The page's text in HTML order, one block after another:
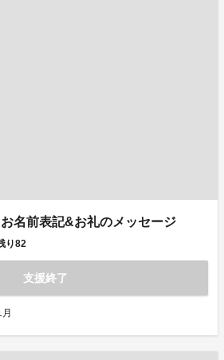
名前表記&お礼のメッセージ
り82
支援終了